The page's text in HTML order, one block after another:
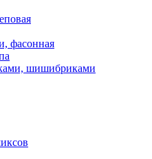
фасонная
шишибриками